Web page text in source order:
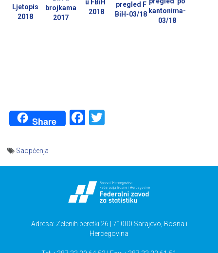
Ljetopis
2018
brojkama
2017
u FBiH
2018
pregled F
BiH-03/18 kantonima-
03/18
Share Facebook
Saopćenja
Adresa: Zelenih beretki 26 | 71000 Sarajevo, Bosna i
Hercegovina